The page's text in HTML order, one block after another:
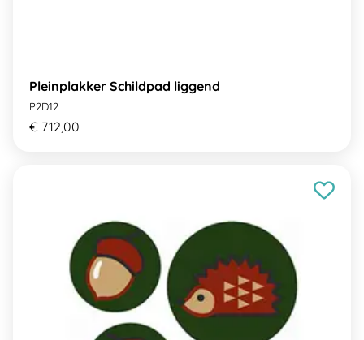
Pleinplakker Schildpad liggend
P2D12
€ 712,00